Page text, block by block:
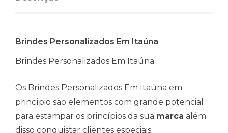
Brindes Personalizados Em Itaúna
Brindes Personalizados Em Itaúna
Os Brindes Personalizados Em Itaúna em
princípio são elementos com grande potencial
para estampar os princípios da sua marca além
disso conquistar clientes especiais.